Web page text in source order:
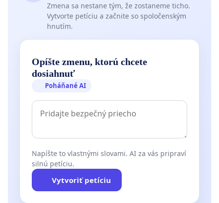
Zmena sa nestane tým, že zostaneme ticho.
Vytvorte petíciu a začnite so spoločenským
hnutím.
Opíšte zmenu, ktorú chcete
dosiahnuť
Poháňané AI
Napíšte to vlastnými slovami. AI za vás pripraví
silnú petíciu.
Vytvoriť petíciu